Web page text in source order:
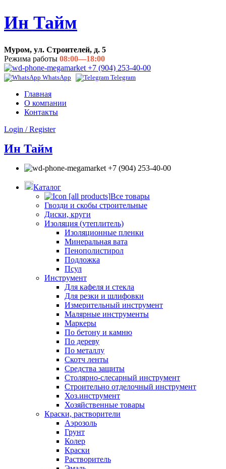
Ин Тайм
Муром, ул. Строителей, д. 5
Режима работы 08:00—18:00
+7 (904) 253-40-00
WhatsApp Telegram
Главная
О компании
Контакты
Login / Register
Ин Тайм
+7 (904) 253-40-00
Каталог
Все товары
Гвозди и скобы строительные
Диски, круги
Изоляция (утеплитель)
Изоляционные пленки
Минеральная вата
Пенополистирол
Подложка
Псул
Инструмент
Для кафеля и стекла
Для резки и шлифовки
Измерительный инструмент
Малярные инструменты
Маркеры
По бетону и камню
По дереву
По металлу
Скотч ленты
Средства защиты
Столярно-слесарный инструмент
Строительно отделочный инструмент
Хоз.инструмент
Хозяйственные товары
Краски, растворители
Аэрозоль
Грунт
Колер
Краски
Растворитель